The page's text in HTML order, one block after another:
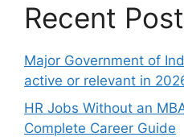
Recent
Major Government of
active or relevant in
HR Jobs Without an
Complete Career Guide